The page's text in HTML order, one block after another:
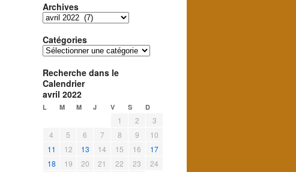
Archives
Archives
Catégories
Catégories
Recherche dans le
Calendrier
avril 2022
L M M J V S D
1 2
3
4
5 6 7 8 9
10
11
12 13 14 15 16
17
18
19 20 21 22 23
24